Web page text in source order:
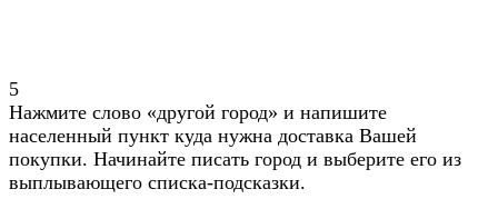
5
Нажмите слово «другой город» и напишите
населенный пункт куда нужна доставка Вашей
покупки. Начинайте писать город и выберите его из
выплывающего списка-подсказки.